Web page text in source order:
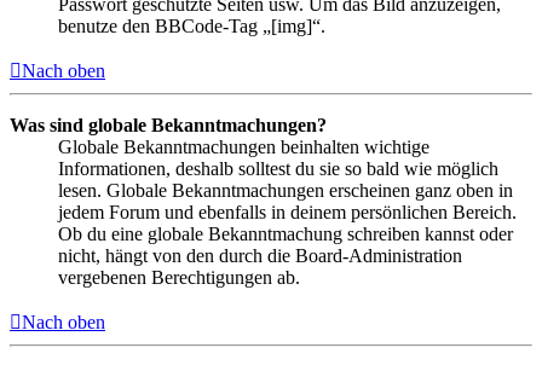
benutze den BBCode-Tag „[img]“.
Nach oben
Was sind globale Bekanntmachungen?
Globale Bekanntmachungen beinhalten wichtige
Informationen, deshalb solltest du sie so bald wie möglich
lesen. Globale Bekanntmachungen erscheinen ganz oben in
jedem Forum und ebenfalls in deinem persönlichen Bereich.
Ob du eine globale Bekanntmachung schreiben kannst oder
nicht, hängt von den durch die Board-Administration
vergebenen Berechtigungen ab.
Nach oben